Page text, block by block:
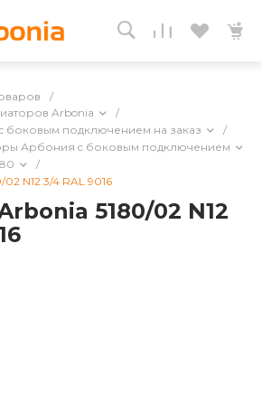
/
Arbonia
/
боковым подключением на заказ
/
Арбония c боковым подключением
/
N12 3/4 RAL 9016
5180/02 N12